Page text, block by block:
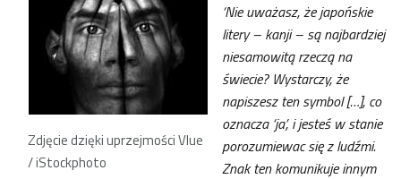
Zdjęcie dzięki uprzejmości Vlue
/ iStockphoto
‘Nie uważasz, że japońskie
litery – kanji – są najbardziej
niesamowitą rzeczą na
świecie? Wystarczy, że
napiszesz ten symbol […], co
oznacza ‘ja’, i jesteś w stanie
porozumiewac się z ludźmi.
Znak ten komunikuje innym